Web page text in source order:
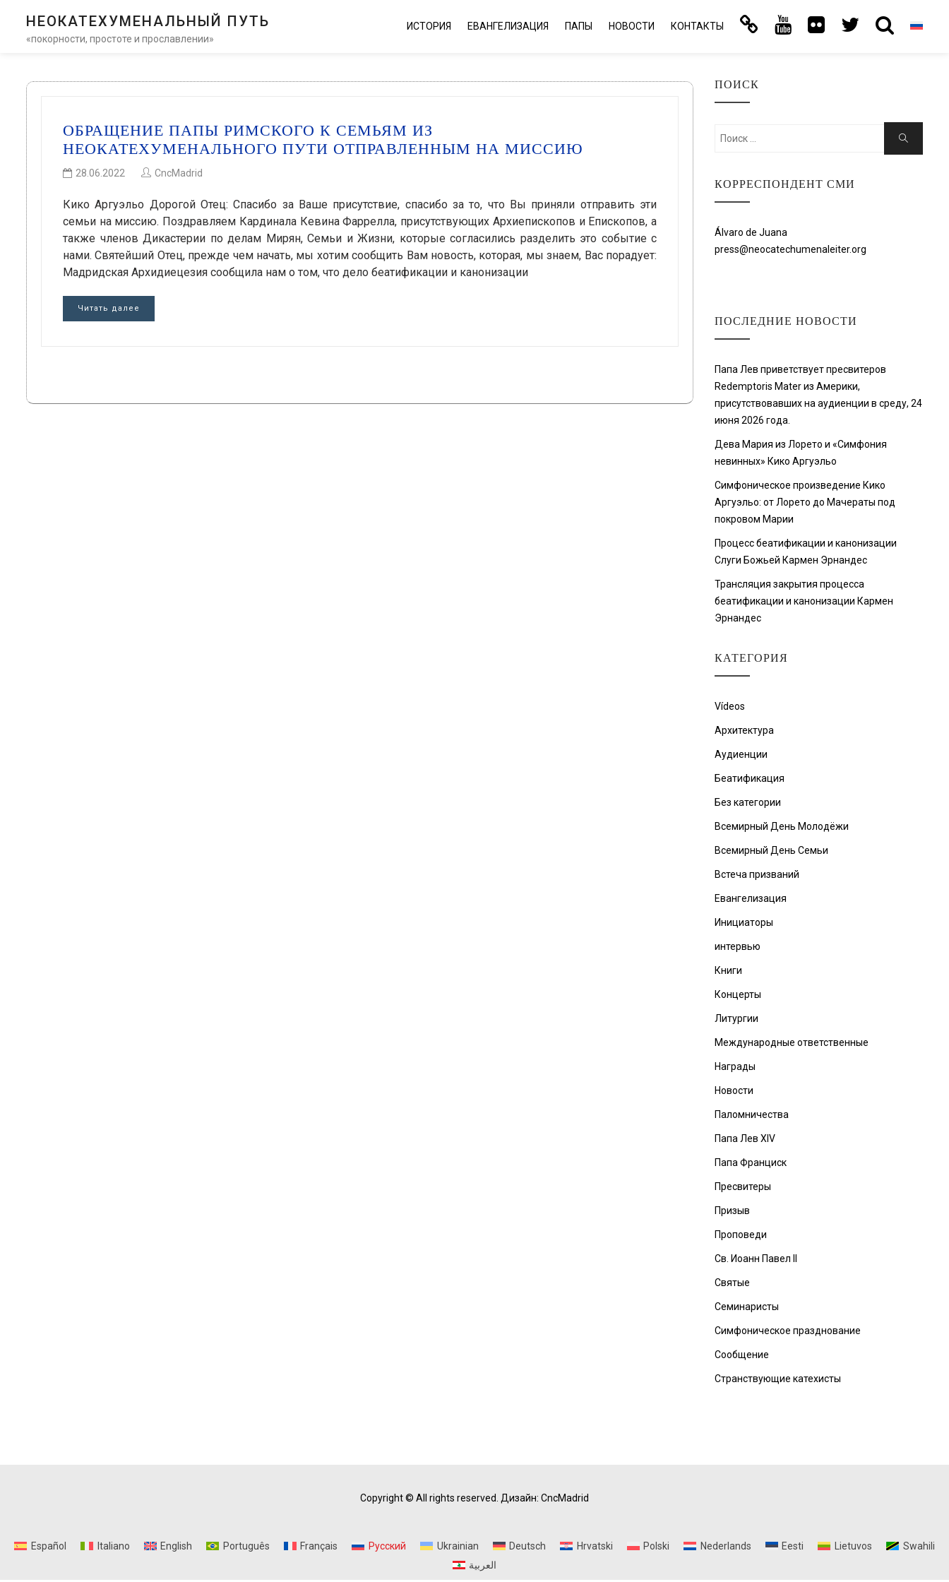
НЕОКАТЕХУМЕНАЛЬНЫЙ ПУТЬ
«покорности, простоте и прославлении»
ИСТОРИЯ ЕВАНГЕЛИЗАЦИЯ ПАПЫ НОВОСТИ КОНТАКТЫ
ОБРАЩЕНИЕ ПАПЫ РИМСКОГО К СЕМЬЯМ ИЗ
НЕОКАТЕХУМЕНАЛЬНОГО ПУТИ ОТПРАВЛЕННЫМ НА МИССИЮ
28.06.2022 CncMadrid
Кико Аргуэльо Дорогой Отец: Спасибо за Ваше присутствие, спасибо за то, что Вы приняли отправить эти
семьи на миссию. Поздравляем Кардинала Кевина Фаррелла, присутствующих Архиепископов и Епископов, а
также членов Дикастерии по делам Мирян, Семьи и Жизни, которые согласились разделить это событие с
нами. Святейший Отец, прежде чем начать, мы хотим сообщить Вам новость, которая, мы знаем, Вас порадует:
Мадридская Архидиецезия сообщила нам о том, что дело беатификации и канонизации
Читать далее
ПОИСК
Искать:
Поиск
КОРРЕСПОНДЕНТ СМИ
Álvaro de Juana
press@neocatechumenaleiter.org
ПОСЛЕДНИЕ НОВОСТИ
Папа Лев приветствует пресвитеров
Redemptoris Mater из Америки,
присутствовавших на аудиенции в среду, 24
июня 2026 года.
Дева Мария из Лорето и «Симфония
невинных» Кико Аргуэльо
Симфоническое произведение Кико
Аргуэльо: от Лорето до Мачераты под
покровом Марии
Процесс беатификации и канонизации
Слуги Божьей Кармен Эрнандес
Трансляция закрытия процесса
беатификации и канонизации Кармен
Эрнандес
КАТЕГОРИЯ
Vídeos
Архитектура
Аудиенции
Беатификация
Без категории
Всемирный День Молодёжи
Всемирный День Семьи
Встеча призваний
Евангелизация
Инициаторы
интервью
Книги
Концерты
Литургии
Международные ответственные
Награды
Новости
Паломничества
Папа Лев XIV
Папа Франциск
Пресвитеры
Призыв
Проповеди
Св. Иоанн Павел II
Святые
Семинаристы
Симфоническое празднование
Сообщение
Странствующие катехисты
Copyright © All rights reserved. Дизайн: CncMadrid
Español Italiano English Português Français Русский Ukrainian Deutsch Hrvatski Polski Nederlands Eesti Lietuvos
Swahili
العربية